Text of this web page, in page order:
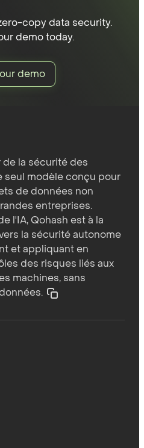
copy data security.
demo today.
demo
la sécurité des
seul modèle conçu pour
de données non
entreprises.
l'IA, Qohash est à la
la sécurité autonome
et appliquant en
des risques liés aux
machines, sans